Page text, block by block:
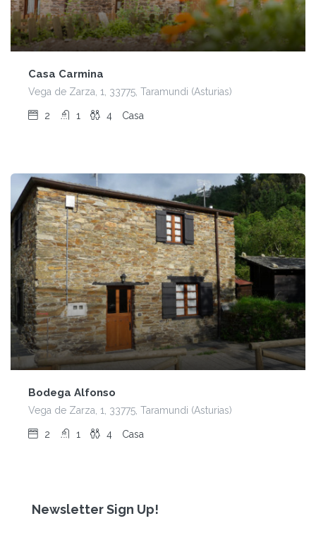
Casa Carmina
Vega de Zarza, 1, 33775, Taramundi (Asturias)
2 1 4 Casa
Bodega Alfonso
Vega de Zarza, 1, 33775, Taramundi (Asturias)
2 1 4 Casa
Newsletter Sign Up!